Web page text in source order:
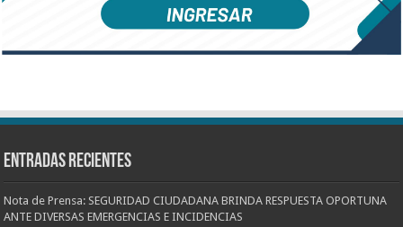
Entradas recientes
Nota de Prensa: SEGURIDAD CIUDADANA BRINDA RESPUESTA OPORTUNA
ANTE DIVERSAS EMERGENCIAS E INCIDENCIAS